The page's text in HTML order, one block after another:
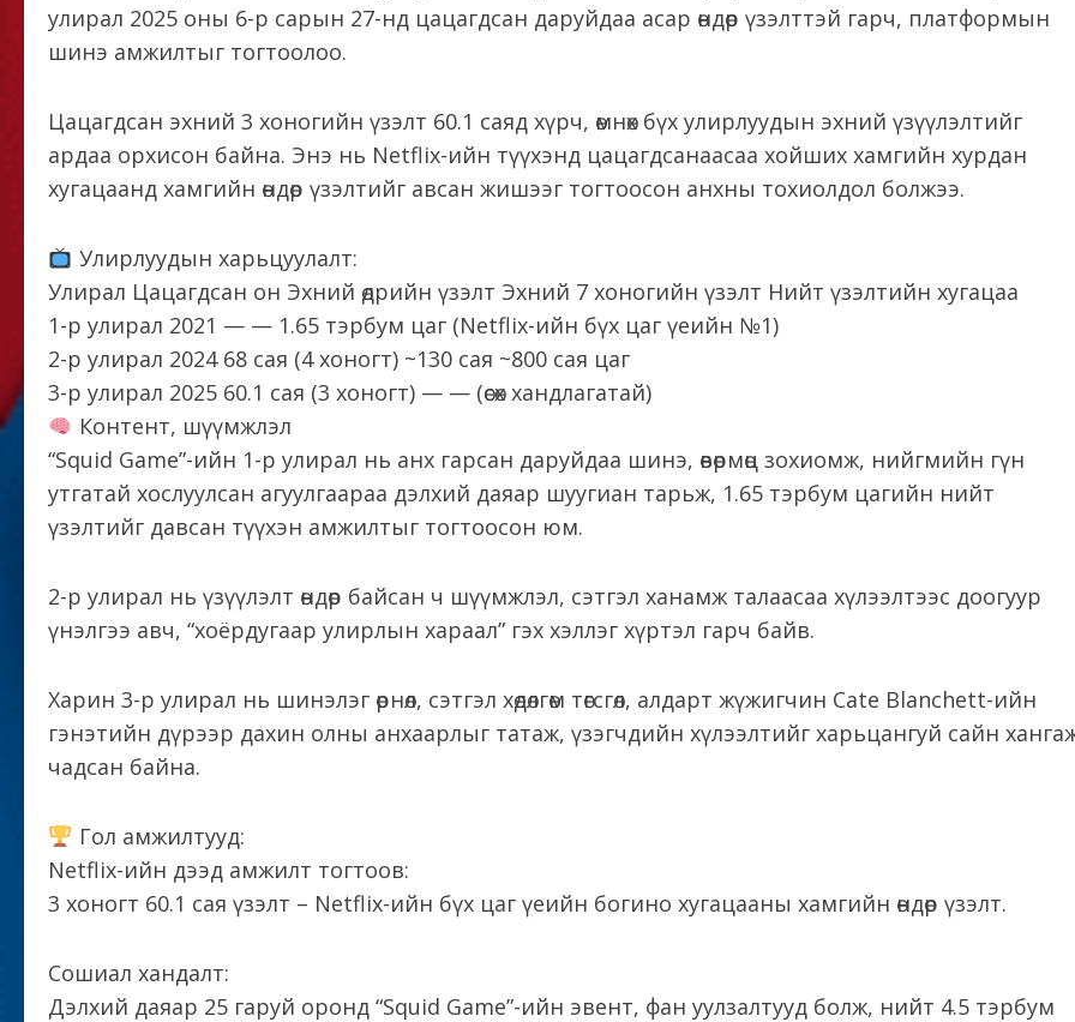
улирал 2025 оны 6-р сарын 27-нд цацагдсан даруйдаа асар өндөр үзэлттэй гарч, платформын
шинэ амжилтыг тогтоолоо.
Цацагдсан эхний 3 хоногийн үзэлт 60.1 саяд хүрч, өмнөх бүх улирлуудын эхний үзүүлэлтийг
ардаа орхисон байна. Энэ нь Netflix-ийн түүхэнд цацагдсанаасаа хойших хамгийн хурдан
хугацаанд хамгийн өндөр үзэлтийг авсан жишээг тогтоосон анхны тохиолдол болжээ.
Улирлуудын харьцуулалт:
Улирал Цацагдсан он Эхний өдрийн үзэлт Эхний 7 хоногийн үзэлт Нийт үзэлтийн хугацаа
1-р улирал 2021 — — 1.65 тэрбум цаг (Netflix-ийн бүх цаг үеийн №1)
2-р улирал 2024 68 сая (4 хоногт) ~130 сая ~800 сая цаг
3-р улирал 2025 60.1 сая (3 хоногт) — — (өсөх хандлагатай)
Контент, шүүмжлэл
“Squid Game”-ийн 1-р улирал нь анх гарсан даруйдаа шинэ, өвөрмөц зохиомж, нийгмийн гүн
утгатай хослуулсан агуулгаараа дэлхий даяар шуугиан тарьж, 1.65 тэрбум цагийн нийт
үзэлтийг давсан түүхэн амжилтыг тогтоосон юм.
2-р улирал нь үзүүлэлт өндөр байсан ч шүүмжлэл, сэтгэл ханамж талаасаа хүлээлтээс доогуур
үнэлгээ авч, “хоёрдугаар улирлын хараал” гэх хэллэг хүртэл гарч байв.
Харин 3-р улирал нь шинэлэг өрнөл, сэтгэл хөдөлгөм төгсгөл, алдарт жүжигчин Cate Blanchett-ийн
гэнэтийн дүрээр дахин олны анхаарлыг татаж, үзэгчдийн хүлээлтийг харьцангуй сайн
чадсан байна.
Гол амжилтууд:
Netflix-ийн дээд амжилт тогтоов:
3 хоногт 60.1 сая үзэлт – Netflix-ийн бүх цаг үеийн богино хугацааны хамгийн өндөр үзэлт.
Сошиал хандалт:
Дэлхий даяар 25 гаруй оронд “Squid Game”-ийн эвент, фан уулзалтууд болж, нийт 4.5 тэрбум